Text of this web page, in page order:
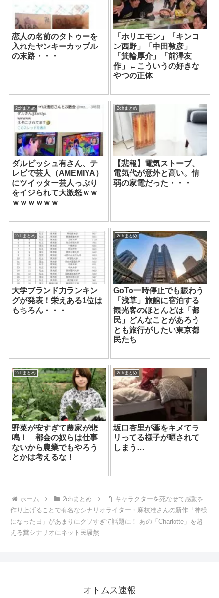
恋人の名前のタトゥーを
入れたヤンキーカップル
の末路・・・
「ホリエモン」「キンコ
ン西野」「中田敦彦」
「箕輪厚介」「前澤友
作」←こういうの好きな
やつの正体
2chまとめ
ダルビッシュ有さん、テ
レビで芸人（AMEMIYA）
にツイッター芸人っぷり
をイジられて大激怒ｗｗ
ｗｗｗｗｗｗ
2chまとめ
【悲報】電気ストーブ、
電気代が意外と高い。情
弱の家電だった・・・
2chまとめ
大学ブランド力ランキン
グが発表！栄えある1位は
もちろん・・・
2chまとめ
GoTo一時停止でも賑わう
「浅草」旅館に宿泊する
観光客のほとんどは「都
民」どんなことがあろう
とも旅行がしたい東京都
民たち
2chまとめ
野菜が安すぎて農家が悲
鳴！ 都会の奴らは仕事
ないから農業でもやろう
とかは考えるな！
2chまとめ
坂口杏里が薬をキメてラ
リってる様子が晒されて
しまう…
ホーム 2chまとめ
キャラクターを死なせて感動を
作り上げることで有名なシナリオライター・麻枝准さんの新作「神様
になった日」があまりにクソすぎて話題に！ あの「Charlotte」を超
える糞シナリオにネット民騒然
オトムス速報